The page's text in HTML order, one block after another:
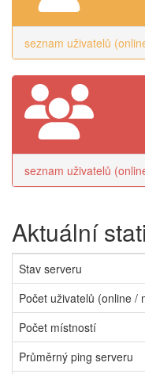
seznam uživatelů
seznam uživatelů
Aktuální
Stav serveru
Počet uživatelů (online /
Počet místností
Průměrný ping serveru